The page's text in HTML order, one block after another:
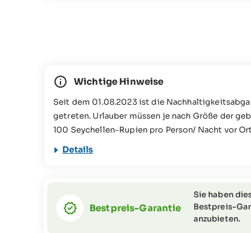
Wichtige Hinweise
Seit dem 01.08.2023 ist die
getreten. Urlauber müssen je nach Größe der
100 Seychellen-Rupien pro Person/ Nacht vor
verschiedene Naturschutzprojekte auf den
das SeyVillas-Team).
Details
Bestpreis-Garantie
Sie haben
Bestpreis-
anzubieten.